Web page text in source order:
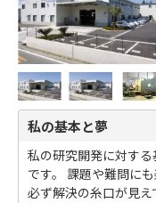
私の基本と夢
私の研究開発に対す
です。 課題や難問に
必ず解決の糸口が見え